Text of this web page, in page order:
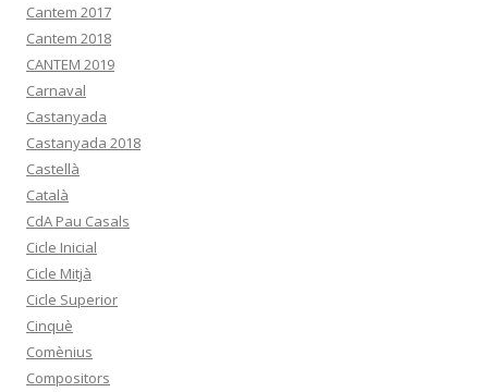
Cantem 2017
Cantem 2018
CANTEM 2019
Carnaval
Castanyada
Castanyada 2018
Castellà
Català
CdA Pau Casals
Cicle Inicial
Cicle Mitjà
Cicle Superior
Cinquè
Comènius
Compositors